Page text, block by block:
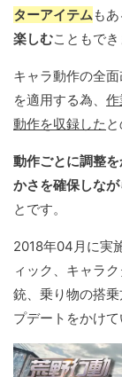
ターアイテムもあ
楽しむこともでき
キャラ動作の全
を適用する為、
動作を収録した
動作ごとに調整
かさを確保しな
とです。
2018年04月に実
ィック、キャラ
銃、乗り物の搭
プデートをかけて